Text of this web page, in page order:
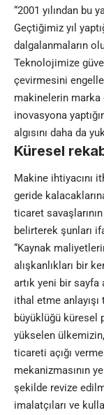
“2001 yılından bu
Geçtiğimiz yıl
dalgalanmaların
Teknolojimize
çevirmesini
makinelerin
inovasyona
algısını daha da
Küresel
Makine ihtiyacını
geride
ticaret
belirterek şunları
“Kaynak
alışkanlıkları bir
artık yeni bir
ithal etme
büyüklüğü küresel
yükselen
ticareti açığı
mekanizmasının
şekilde revize
imalatçıları ve